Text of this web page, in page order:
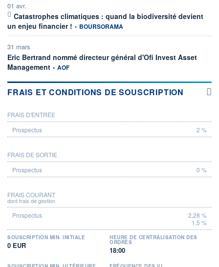
01 avr.
Catastrophes climatiques : quand la biodiversité devient
un enjeu financier ! information fournie par
• BOURSORAMA
31 mars
Eric Bertrand nommé directeur général d'Ofi Invest Asset
Managementinformation fournie par
• AOF
FRAIS ET CONDITIONS DE SOUSCRIPTION
PROSPECTUS
FRAIS D'ENTRÉE
2 %
FRAIS DE SORTIE
0 %
FRAIS COURANT
dont frais de gestion
2,28 %
1,5 %
SOUSCRIPTION MIN. INITIALE
0 EUR
HEURE DE CENTRALISATION DES
ORDRES
18:00